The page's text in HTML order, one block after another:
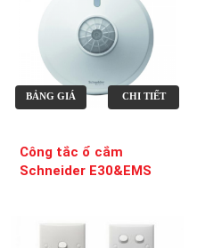
BẢNG GIÁ CHI TIẾT
Công tắc ổ cắm
Schneider E30&EMS